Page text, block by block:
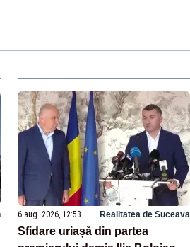
6 aug. 2026, 12:53 Realitatea de Suceava
Sfidare uriașă din partea